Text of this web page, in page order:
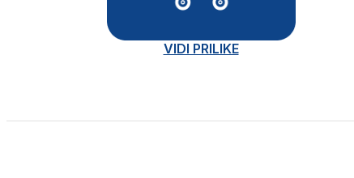
VIDI PRILIKE